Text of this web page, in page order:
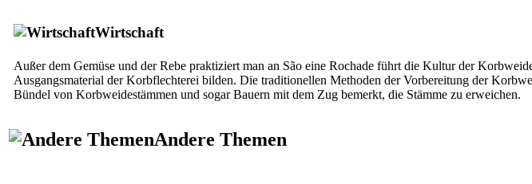
Wirtschaft
Außer dem Gemüse und der Rebe praktiziert man an São eine Rochade führt die Kultur der
Ausgangsmaterial der Korbflechterei bilden. Die traditionellen Methoden der Vorbereitung der
Bündel von Korbweidestämmen und sogar Bauern mit dem Zug bemerkt, die Stämme zu erweichen.
Andere Themen